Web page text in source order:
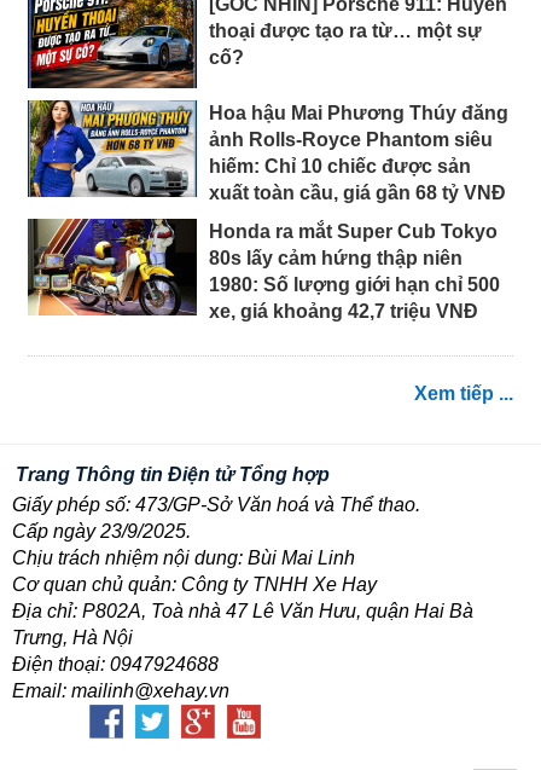
thoại được tạo ra từ… một sự
cố?
Hoa hậu Mai Phương Thúy đăng
ảnh Rolls-Royce Phantom siêu
hiếm: Chỉ 10 chiếc được sản
xuất toàn cầu, giá gần 68 tỷ VNĐ
Honda ra mắt Super Cub Tokyo
80s lấy cảm hứng thập niên
1980: Số lượng giới hạn chỉ 500
xe, giá khoảng 42,7 triệu VNĐ
Xem tiếp ...
Trang Thông tin Điện tử Tổng hợp
Giấy phép số: 473/GP-Sở Văn hoá và Thể thao.
Cấp ngày 23/9/2025.
Chịu trách nhiệm nội dung: Bùi Mai Linh
Cơ quan chủ quản: Công ty TNHH Xe Hay
Địa chỉ: P802A, Toà nhà 47 Lê Văn Hưu, quận Hai Bà
Trưng, Hà Nội
Điện thoại: 0947924688
Email: mailinh@xehay.vn